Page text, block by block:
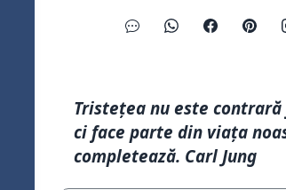
Tristețea nu este
ci face parte din viața
completează. Carl Jung